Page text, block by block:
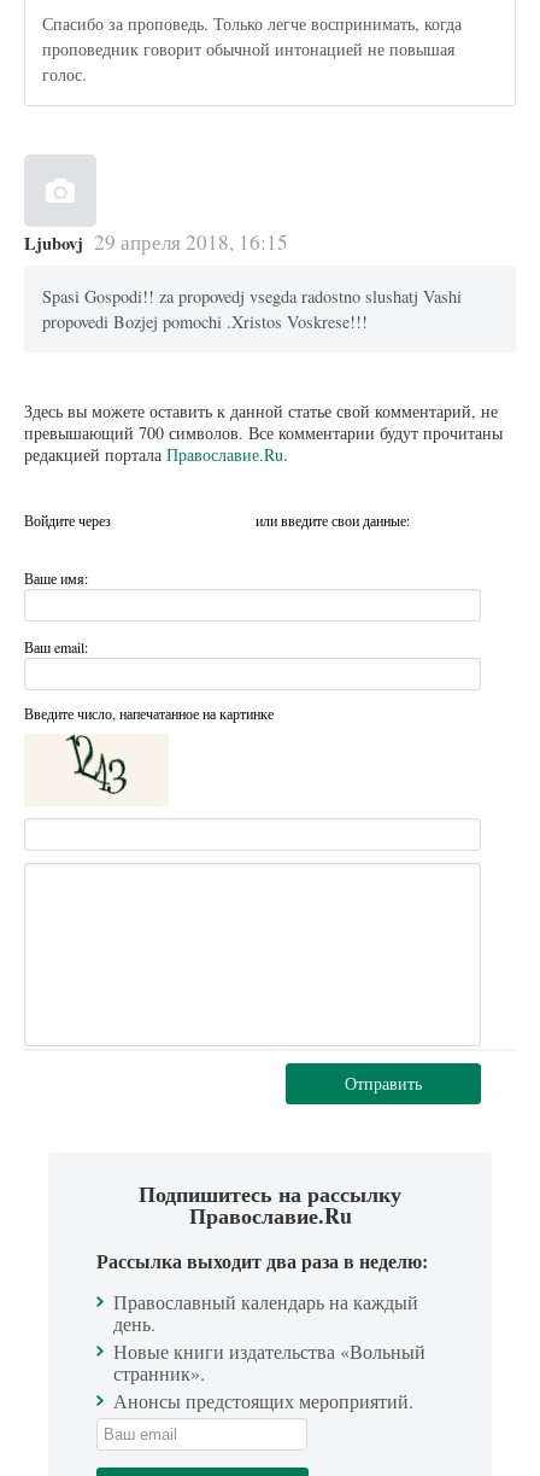
Спасибо за проповедь. Только легче воспринимать, когда
проповедник говорит обычной интонацией не повышая
голос.
Ljubovj 29 апреля 2018, 16:15
Spasi Gospodi!! za propovedj vsegda radostno slushatj Vashi
propovedi Bozjej pomochi .Xristos Voskrese!!!
Здесь вы можете оставить к данной статье свой комментарий, не
превышающий 700 символов. Все комментарии будут прочитаны
редакцией портала Православие.Ru.
Войдите через или введите свои данные:
Ваше имя:
Ваш email:
Введите число, напечатанное на картинке
Отправить
Подпишитесь на рассылку
Православие.Ru
Рассылка выходит два раза в неделю:
Православный календарь на каждый
день.
Новые книги издательства «Вольный
странник».
Анонсы предстоящих мероприятий.